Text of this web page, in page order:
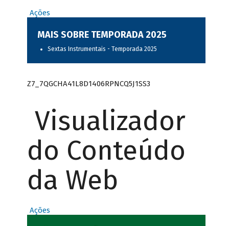
Ações
MAIS SOBRE TEMPORADA 2025
Sextas Instrumentais - Temporada 2025
Z7_7QGCHA41L8D1406RPNCQ5J1SS3
Visualizador
do Conteúdo
da Web
Ações